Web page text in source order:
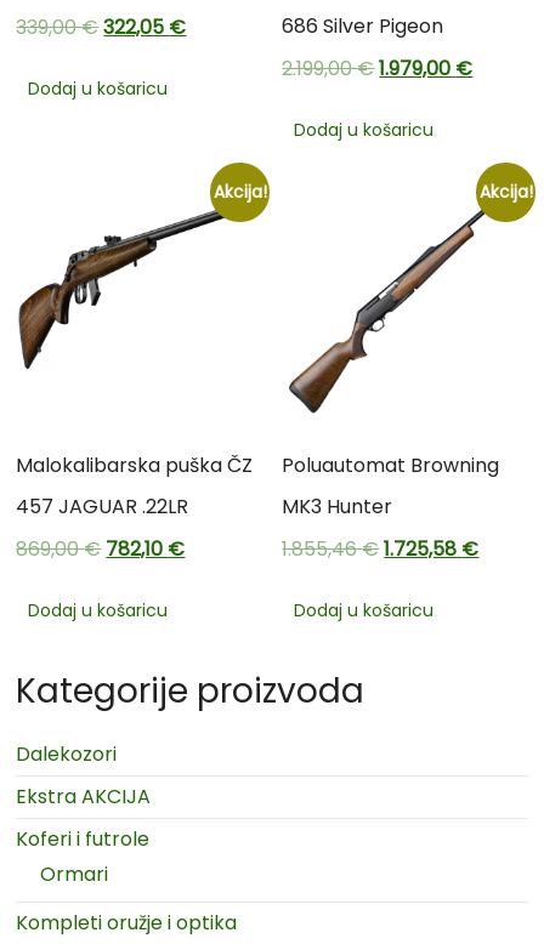
339,00€322,05 €
Dodaj u košaricu
686 Silver Pigeon
2.199,00€1.979,00 €
Dodaj u košaricu
Akcija!
Malokalibarska puška ČZ
457 JAGUAR .22LR
869,00€782,10 €
Dodaj u košaricu
Akcija!
Poluautomat Browning
MK3 Hunter
1.855,46€1.725,58 €
Dodaj u košaricu
Kategorije proizvoda
Dalekozori
Ekstra AKCIJA
Koferi i futrole
Ormari
Kompleti oružje i optika